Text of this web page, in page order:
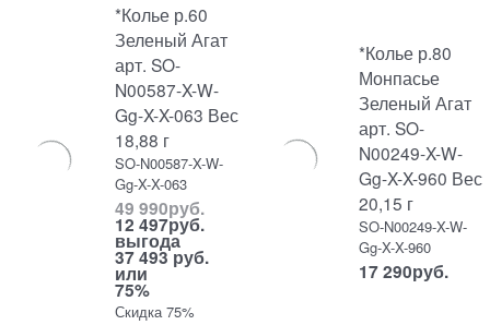
*Колье р.60
Зеленый Агат
арт. SO-
N00587-X-W-
Gg-X-X-063 Вес
18,88 г
SO-N00587-X-W-
Gg-X-X-063
49 990руб.
12 497руб.
выгода
37 493 руб.
или
75%
Скидка 75%
*Колье р.80
Монпасье
Зеленый Агат
арт. SO-
N00249-X-W-
Gg-X-X-960 Вес
20,15 г
SO-N00249-X-W-
Gg-X-X-960
17 290руб.